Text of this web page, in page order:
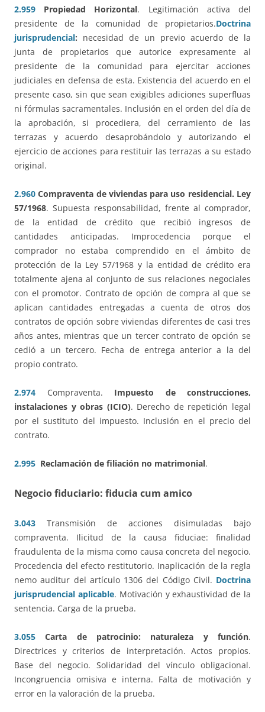
2.959 Propiedad Horizontal. Legitimación activa del
presidente de la comunidad de propietarios.Doctrina
jurisprudencial: necesidad de un previo acuerdo de la
junta de propietarios que autorice expresamente al
presidente de la comunidad para ejercitar acciones
judiciales en defensa de esta. Existencia del acuerdo en el
presente caso, sin que sean exigibles adiciones superfluas
ni fórmulas sacramentales. Inclusión en el orden del día de
la aprobación, si procediera, del cerramiento de las
terrazas y acuerdo desaprobándolo y autorizando el
ejercicio de acciones para restituir las terrazas a su estado
original.
2.960 Compraventa de viviendas para uso residencial. Ley
57/1968. Supuesta responsabilidad, frente al comprador,
de la entidad de crédito que recibió ingresos de
cantidades anticipadas. Improcedencia porque el
comprador no estaba comprendido en el ámbito de
protección de la Ley 57/1968 y la entidad de crédito era
totalmente ajena al conjunto de sus relaciones negociales
con el promotor. Contrato de opción de compra al que se
aplican cantidades entregadas a cuenta de otros dos
contratos de opción sobre viviendas diferentes de casi tres
años antes, mientras que un tercer contrato de opción se
cedió a un tercero. Fecha de entrega anterior a la del
propio contrato.
2.974 Compraventa. Impuesto de construcciones,
instalaciones y obras (ICIO). Derecho de repetición legal
por el sustituto del impuesto. Inclusión en el precio del
contrato.
2.995 Reclamación de filiación no matrimonial.
Negocio fiduciario: fiducia cum amico
3.043 Transmisión de acciones disimuladas bajo
compraventa. Ilicitud de la causa fiduciae: finalidad
fraudulenta de la misma como causa concreta del negocio.
Procedencia del efecto restitutorio. Inaplicación de la regla
nemo auditur del artículo 1306 del Código Civil. Doctrina
jurisprudencial aplicable. Motivación y exhaustividad de la
sentencia. Carga de la prueba.
3.055 Carta de patrocinio: naturaleza y función.
Directrices y criterios de interpretación. Actos propios.
Base del negocio. Solidaridad del vínculo obligacional.
Incongruencia omisiva e interna. Falta de motivación y
error en la valoración de la prueba.